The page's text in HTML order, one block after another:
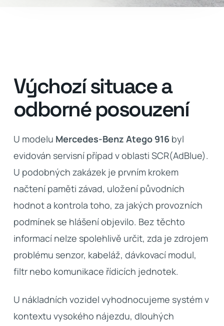
Výchozí situace a
odborné posouzení
U modelu Mercedes-Benz Atego 916byl
evidován servisní případ v oblasti SCR(AdBlue).
U podobných zakázek je prvním krokem
načtení paměti závad, uložení původních
hodnot a kontrola toho, za jakých provozních
podmínek se hlášení objevilo. Bez těchto
informací nelze spolehlivě určit, zda je zdrojem
problému senzor, kabeláž, dávkovací modul,
filtr nebo komunikace řídicích jednotek.
U nákladních vozidel vyhodnocujeme systém v
kontextu vysokého nájezdu, dlouhých